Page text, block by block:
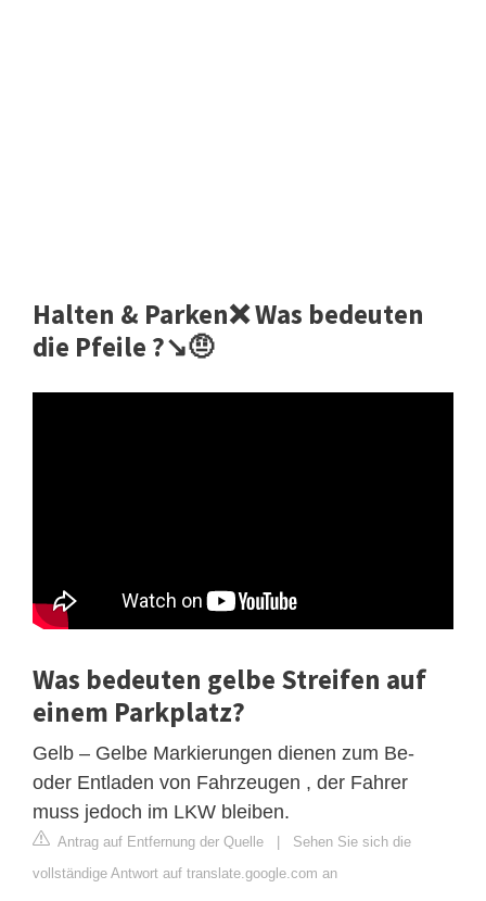
Halten & Parken❌ Was bedeuten
die Pfeile ?↘️🤨
Was bedeuten gelbe Streifen auf
einem Parkplatz?
Gelb – Gelbe Markierungen dienen zum Be-
oder Entladen von Fahrzeugen , der Fahrer
muss jedoch im LKW bleiben.
Antrag auf Entfernung der Quelle | Sehen Sie sich die
vollständige Antwort auf translate.google.com an